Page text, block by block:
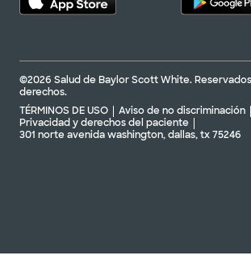
©2026 Salud de Baylor Scott White.
derechos.
TÉRMINOS DE USO
Aviso de no discriminación
Privacidad y derechos del paciente
301 norte avenida washington, dallas, tx 75246